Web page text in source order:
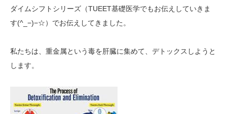
ダイムシフトシリーズ（TUEET基礎医学でもお伝えしていきま
す(^_−)−☆）でお伝えしてきました。
私たちは、重金属という毒を肝臓に集めて、デトックスしようと
します。